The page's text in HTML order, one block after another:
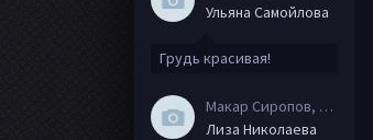
Ульяна Самойлова
Грудь красивая!
Макар Сиропов, 08.08.20
Лиза Николаева